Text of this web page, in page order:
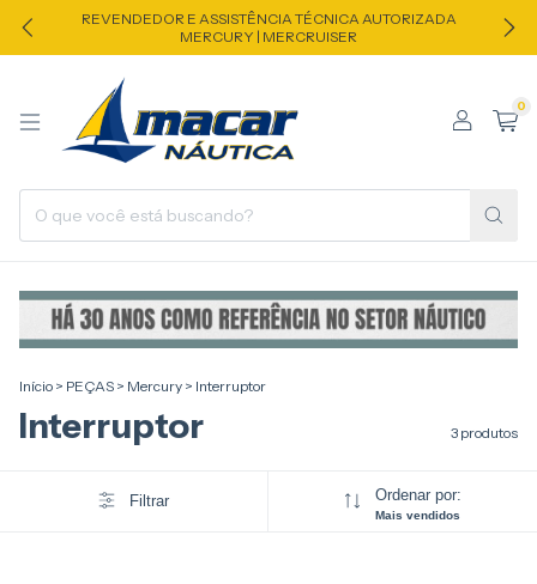
REVENDEDOR E ASSISTÊNCIA TÉCNICA AUTORIZADA
MERCURY | MERCRUISER
0
Início > PEÇAS > Mercury > Interruptor
Interruptor 3 produtos
Filtrar Ordenar por:
Mais vendidos